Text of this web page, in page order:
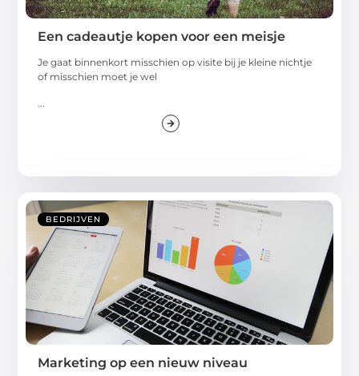
Een cadeautje kopen voor een meisje
Je gaat binnenkort misschien op visite bij je kleine nichtje
of misschien moet je wel
BEDRIJVEN
Marketing op een nieuw niveau